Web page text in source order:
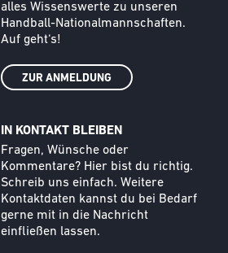
alles Wissenswerte zu unseren
Handball-Nationalmannschaften.
Auf geht‘s!
ZUR ANMELDUNG
IN KONTAKT BLEIBEN
Text
Fragen, Wünsche oder
Kommentare? Hier bist du richtig.
Schreib uns einfach. Weitere
Kontaktdaten kannst du bei Bedarf
gerne mit in die Nachricht
einfließen lassen.